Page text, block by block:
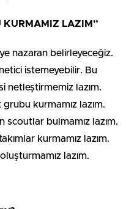
KURMAMIZ LAZIM”
nazaran belirleyeceğiz.
istemeyebilir. Bu
netleştirmemiz lazım.
kurmamız lazım.
bulmamız lazım.
kurmamız lazım.
lazım.